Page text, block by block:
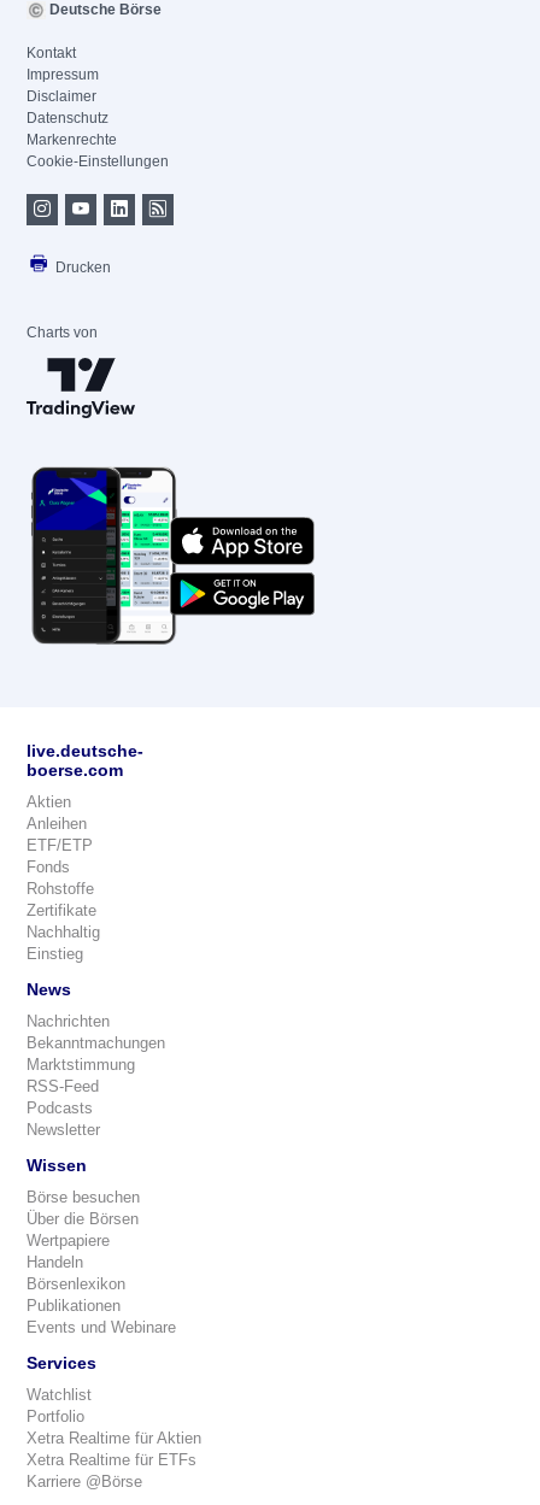
Deutsche Börse
Kontakt
Impressum
Disclaimer
Datenschutz
Markenrechte
Cookie-Einstellungen
Drucken
Charts von
live.deutsche-
boerse.com
Aktien
Anleihen
ETF/ETP
Fonds
Rohstoffe
Zertifikate
Nachhaltig
Einstieg
News
Nachrichten
Bekanntmachungen
Marktstimmung
RSS-Feed
Podcasts
Newsletter
Wissen
Börse besuchen
Über die Börsen
Wertpapiere
Handeln
Börsenlexikon
Publikationen
Events und Webinare
Services
Watchlist
Portfolio
Xetra Realtime für Aktien
Xetra Realtime für ETFs
Karriere @Börse